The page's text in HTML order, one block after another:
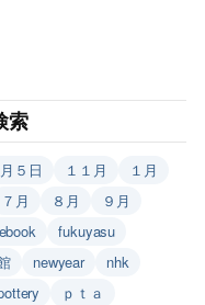
索
５日 １１月
１月
７月 ８月
９月
fukuyasu
newyear
nhk
ｐｔａ